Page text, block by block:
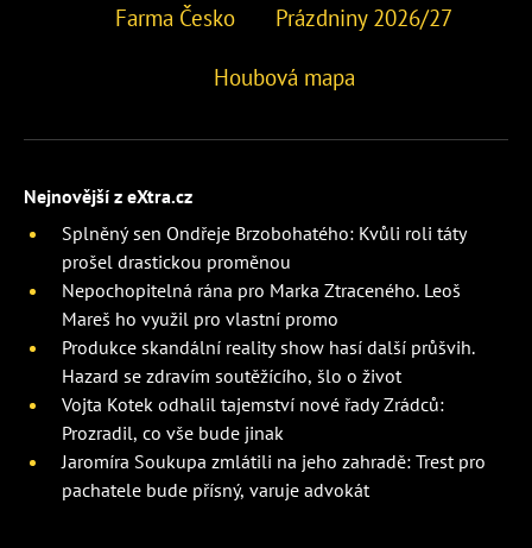
Farma Česko Prázdniny 2026/27
Houbová mapa
Nejnovější z eXtra.cz
Splněný sen Ondřeje Brzobohatého: Kvůli roli táty
prošel drastickou proměnou
Nepochopitelná rána pro Marka Ztraceného. Leoš
Mareš ho využil pro vlastní promo
Produkce skandální reality show hasí další průšvih.
Hazard se zdravím soutěžícího, šlo o život
Vojta Kotek odhalil tajemství nové řady Zrádců:
Prozradil, co vše bude jinak
Jaromíra Soukupa zmlátili na jeho zahradě: Trest pro
pachatele bude přísný, varuje advokát